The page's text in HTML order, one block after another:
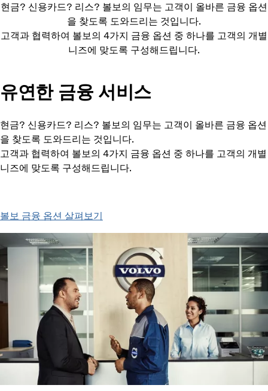
현금? 신용카드? 리스? 볼보의 임무는 고객이 올바른 금융 옵션
을 찾도록 도와드리는 것입니다.
고객과 협력하여 볼보의 4가지 금융 옵션 중 하나를 고객의 개별
니즈에 맞도록 구성해드립니다.
유연한 금융 서비스
현금? 신용카드? 리스? 볼보의 임무는 고객이 올바른 금융 옵션
을 찾도록 도와드리는 것입니다.
고객과 협력하여 볼보의 4가지 금융 옵션 중 하나를 고객의 개별
니즈에 맞도록 구성해드립니다.
볼보 금융 옵션 살펴보기